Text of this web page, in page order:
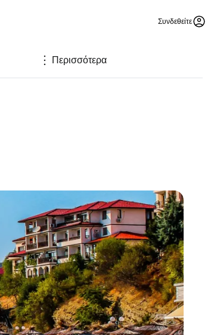
Συνδεθείτε
Περισσότερα